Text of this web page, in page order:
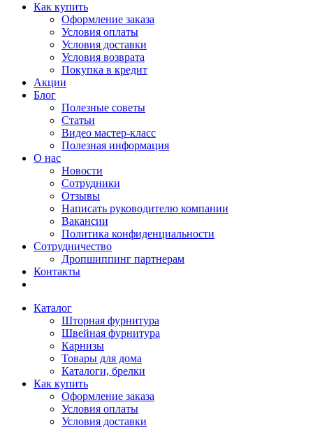
Как купить
Оформление заказа
Условия оплаты
Условия доставки
Условия возврата
Покупка в кредит
Акции
Блог
Полезные советы
Статьи
Видео мастер-класс
Полезная информация
О нас
Новости
Сотрудники
Отзывы
Написать руководителю компании
Вакансии
Политика конфиденциальности
Сотрудничество
Дропшиппинг партнерам
Контакты
Каталог
Шторная фурнитура
Швейная фурнитура
Карнизы
Товары для дома
Каталоги, брелки
Как купить
Оформление заказа
Условия оплаты
Условия доставки